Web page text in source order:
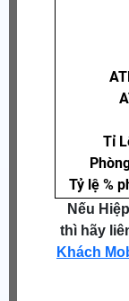
Tỉ
Tỷ lệ %
Nếu
thì hãy
Khách